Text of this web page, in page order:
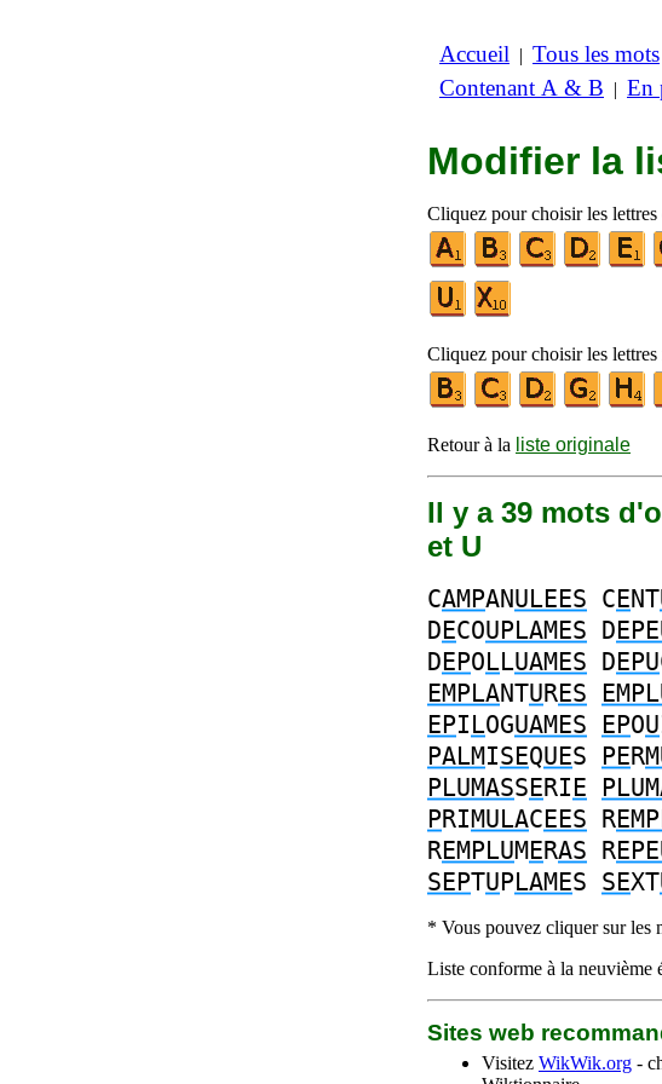
Accueil | Tous les mots
Contenant A & B | En
Modifier la
Cliquez pour choisir les lettres
Cliquez pour choisir les lettres
Retour à la liste originale
Il y a 39 mots
et U
CAMPANULEES CENT
DECOUPLAMES D
DEPOLLUAMES DEPU
EMPLANTURES
EPILOGUAMES EPOU
PALMISEQUES PER
PLUMASSERIE
PRIMULACEES R
REMPLUMERAS R
SEPTUPLAMES SEXT
* Vous pouvez cliquer sur les
Liste conforme à la
Sites web
Visitez WikWik.org -